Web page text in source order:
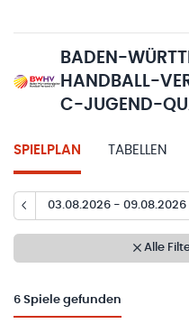
BADEN-
HANDBALL-
C-JUGEND-
SPIELPLAN TABELLEN
03.08.2026 - 09.08.2026
Alle
6 Spiele gefunden